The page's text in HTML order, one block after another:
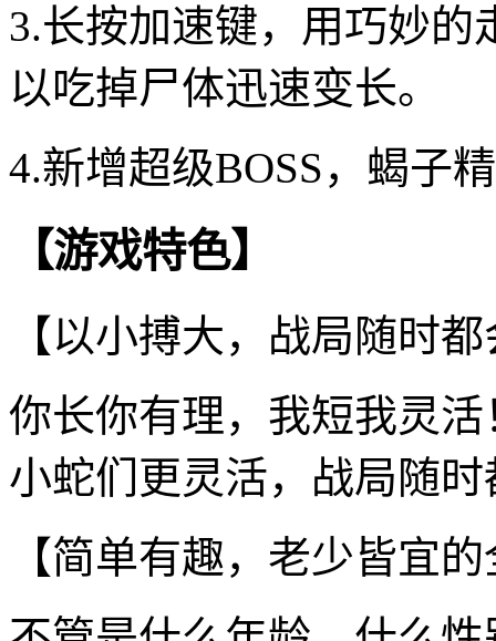
3.长按加速键，用巧妙
以吃掉尸体迅速变长。
4.新增超级BOSS，蝎子
【游戏特色】
【以小搏大，战局随时
你长你有理，我短我灵
小蛇们更灵活，战局随
【简单有趣，老少皆宜